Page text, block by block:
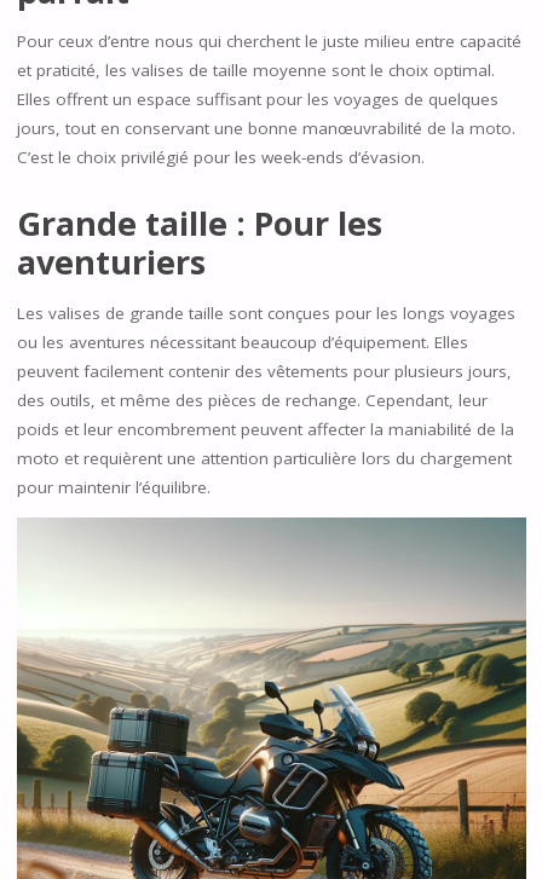
Pour ceux d’entre nous qui cherchent le juste milieu entre capacité
et praticité, les valises de taille moyenne sont le choix optimal.
Elles offrent un espace suffisant pour les voyages de quelques
jours, tout en conservant une bonne manœuvrabilité de la moto.
C’est le choix privilégié pour les week-ends d’évasion.
Grande taille : Pour les
aventuriers
Les valises de grande taille sont conçues pour les longs voyages
ou les aventures nécessitant beaucoup d’équipement. Elles
peuvent facilement contenir des vêtements pour plusieurs jours,
des outils, et même des pièces de rechange. Cependant, leur
poids et leur encombrement peuvent affecter la maniabilité de la
moto et requièrent une attention particulière lors du chargement
pour maintenir l’équilibre.